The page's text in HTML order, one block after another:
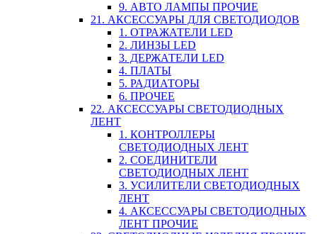
9. АВТО ЛАМПЫ ПРОЧИЕ
21. АКСЕССУАРЫ ДЛЯ СВЕТОДИОДОВ
1. ОТРАЖАТЕЛИ LED
2. ЛИНЗЫ LED
3. ДЕРЖАТЕЛИ LED
4. ПЛАТЫ
5. РАДИАТОРЫ
6. ПРОЧЕЕ
22. АКСЕССУАРЫ СВЕТОДИОДНЫХ
ЛЕНТ
1. КОНТРОЛЛЕРЫ
СВЕТОДИОДНЫХ ЛЕНТ
2. СОЕДИНИТЕЛИ
СВЕТОДИОДНЫХ ЛЕНТ
3. УСИЛИТЕЛИ СВЕТОДИОДНЫХ
ЛЕНТ
4. АКСЕССУАРЫ СВЕТОДИОДНЫХ
ЛЕНТ ПРОЧИЕ